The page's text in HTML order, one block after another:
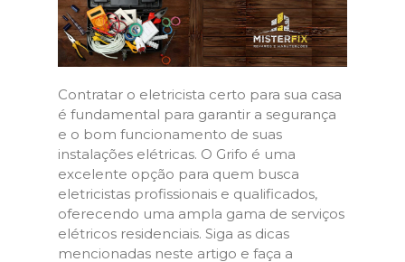
Contratar o eletricista certo para sua casa
é fundamental para garantir a segurança
e o bom funcionamento de suas
instalações elétricas. O Grifo é uma
excelente opção para quem busca
eletricistas profissionais e qualificados,
oferecendo uma ampla gama de serviços
elétricos residenciais. Siga as dicas
mencionadas neste artigo e faça a